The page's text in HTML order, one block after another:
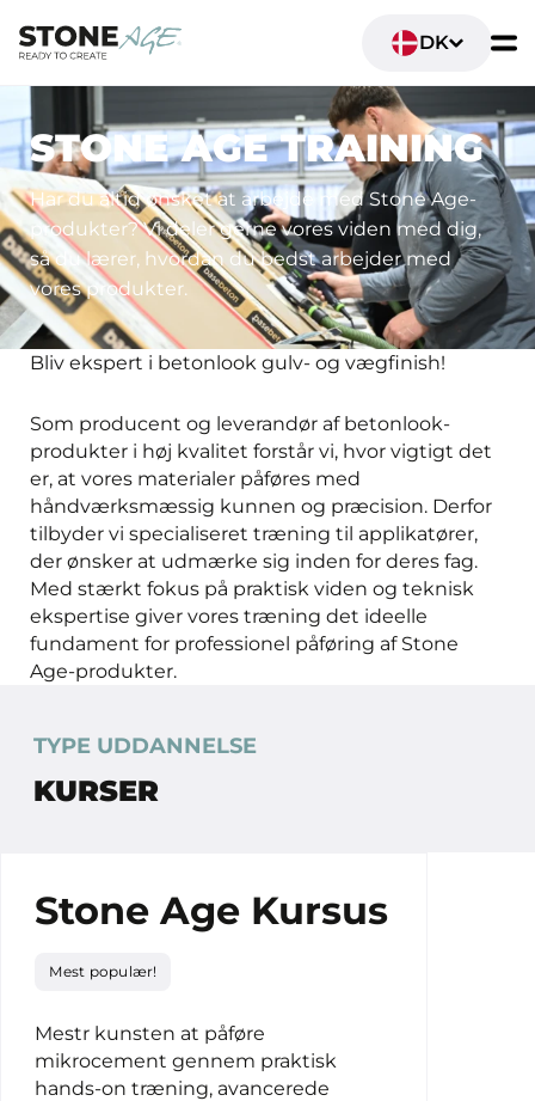
DK
STONE AGE TRAINING
Har du altid ønsket at arbejde med Stone Age-
produkter? Vi deler gerne vores viden med dig,
så du lærer, hvordan du bedst arbejder med
vores produkter.
Bliv ekspert i betonlook gulv- og vægfinish!
Som producent og leverandør af betonlook-
produkter i høj kvalitet forstår vi, hvor vigtigt det
er, at vores materialer påføres med
håndværksmæssig kunnen og præcision. Derfor
tilbyder vi specialiseret træning til applikatører,
der ønsker at udmærke sig inden for deres fag.
Med stærkt fokus på praktisk viden og teknisk
ekspertise giver vores træning det ideelle
fundament for professionel påføring af Stone
Age-produkter.
TYPE UDDANNELSE
KURSER
Stone Age Kursus
Mest populær!
Mestr kunsten at påføre
mikrocement gennem praktisk
hands-on træning, avancerede